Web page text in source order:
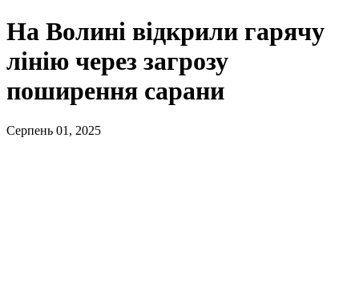
На Волині відкрили гарячу
лінію через загрозу
поширення сарани
Серпень 01, 2025